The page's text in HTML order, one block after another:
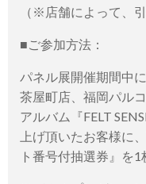
（※店舗によって、
■ご参加方法：
パネル展開催期間中
茶屋町店、福岡パル
アルバム『FELT
上げ頂いたお客様に
ト番号付抽選券』を1